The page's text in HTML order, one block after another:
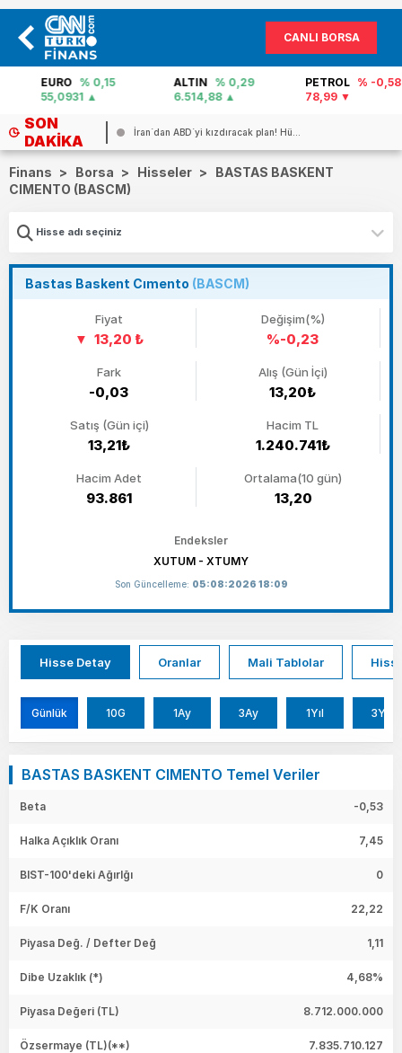
CANLI BORSA
% 0,15
55,0931
ALTIN % 0,29
6.514,88
PETROL
% -0,58
78,99
SON
DAKIKA
İran`dan ABD`yi kızdıracak plan! Hü...
Finans > Borsa > Hisseler >
BASTAS BASKENT
CIMENTO (BASCM)
Bastas Baskent Cımento (BASCM)
Fiyat
13,20 ₺
Değişim(%)
%-0,23
Fark
-0,03
Alış (Gün İçi)
13,20₺
Satış (Gün içi)
13,21₺
Hacim TL
1.240.741₺
Hacim Adet
93.861
Ortalama(10 gün)
13,20
Endeksler
XUTUM - XTUMY
Son Güncelleme: 05:08:2026 18:09
Hisse Detay Oranlar Mali Tablolar
Günlük 10G 1Ay 3Ay 1Yıl 3Yıl
BASTAS BASKENT CIMENTO Temel Veriler
Beta -0,53
Halka Açıklık Oranı 7,45
BIST-100'deki Ağırlğı 0
F/K Oranı 22,22
Piyasa Değ. / Defter Değ 1,11
Dibe Uzaklık (*) 4,68%
Piyasa Değeri (TL) 8.712.000.000
Özsermaye (TL)(**) 7.835.710.127